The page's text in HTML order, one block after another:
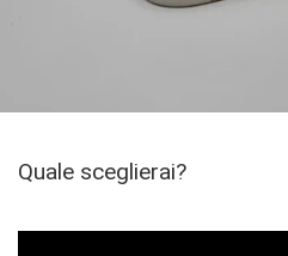
Quale sceglierai?